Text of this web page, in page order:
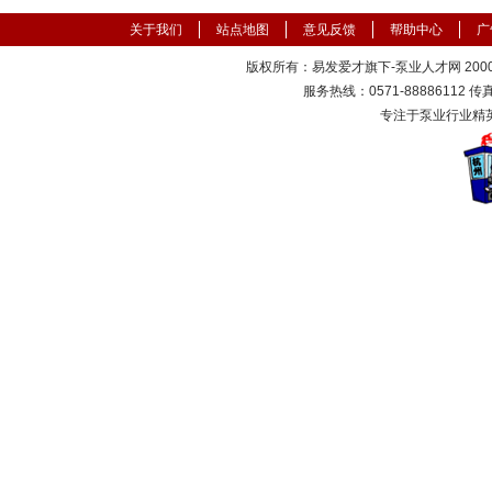
关于我们 站点地图 意见反馈 帮助中心
版权所有：易发爱才旗下-泵业人才网
服务热线：0571-88886112 传
专注于泵业行业精